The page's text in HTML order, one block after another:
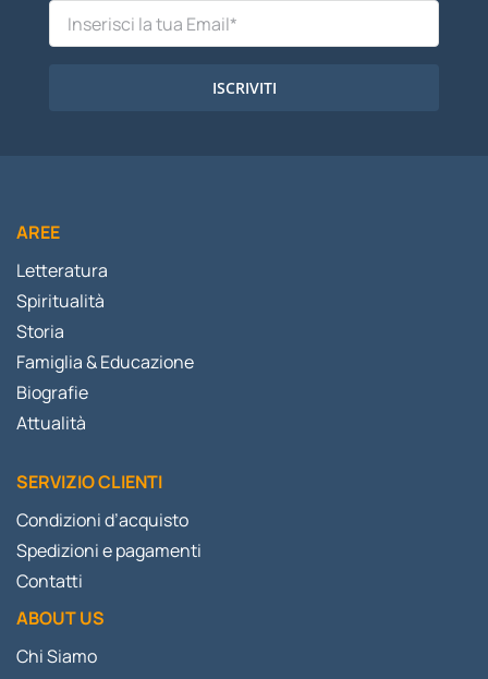
ISCRIVITI
AREE
Letteratura
Spiritualità
Storia
Famiglia & Educazione
Biografie
Attualità
SERVIZIO CLIENTI
Condizioni d’acquisto
Spedizioni e pagamenti
Contatti
ABOUT US
Chi Siamo